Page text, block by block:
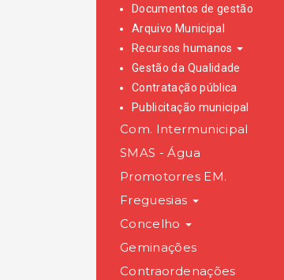
Documentos de gestão
Arquivo Municipal
Recursos humanos
Gestão da Qualidade
Contratação pública
Publicitação municipal
Com. Intermunicipal
SMAS - Água
Promotorres EM.
Freguesias
Concelho
Geminações
Contraordenações